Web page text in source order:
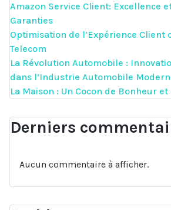
Amazon Service Client: Excellence
Garanties
Optimisation de l’Expérience Client
Telecom
La Révolution Automobile :
dans l’Industrie Automobile
La Maison : Un Cocon de Bonheur
Derniers
Aucun commentaire à afficher.